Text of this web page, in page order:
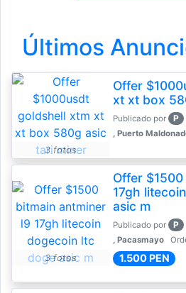
Últimos
3 fotos
Offer
xt xt box
Publicado por P
, Puerto
3 fotos
Offer
17gh
asic m
Publicado por P
, Pacasmayo
1.500 PEN